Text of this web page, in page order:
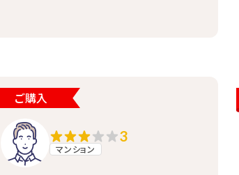
ご購入
3
マンション